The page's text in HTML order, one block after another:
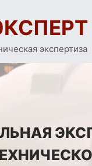
экспертиза